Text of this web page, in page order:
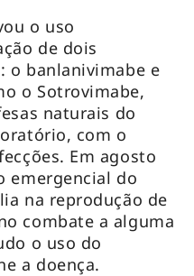
o uso
de dois
o banlanivimabe e
o Sotrovimabe,
naturais do
com o
Em agosto
emergencial do
na reprodução de
combate a alguma
o uso do
a doença.